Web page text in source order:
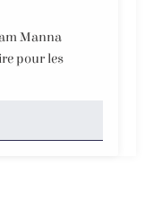
Manna
pour les